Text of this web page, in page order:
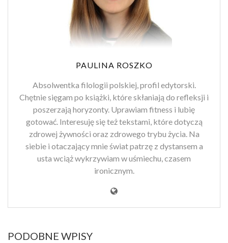
PAULINA ROSZKO
Absolwentka filologii polskiej, profil edytorski.
Chętnie sięgam po książki, które skłaniają do refleksji i
poszerzają horyzonty. Uprawiam fitness i lubię
gotować. Interesuję się też tekstami, które dotyczą
zdrowej żywności oraz zdrowego trybu życia. Na
siebie i otaczający mnie świat patrzę z dystansem a
usta wciąż wykrzywiam w uśmiechu, czasem
ironicznym.
PODOBNE WPISY